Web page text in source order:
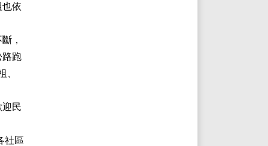
依
，
路跑
、
民
社區